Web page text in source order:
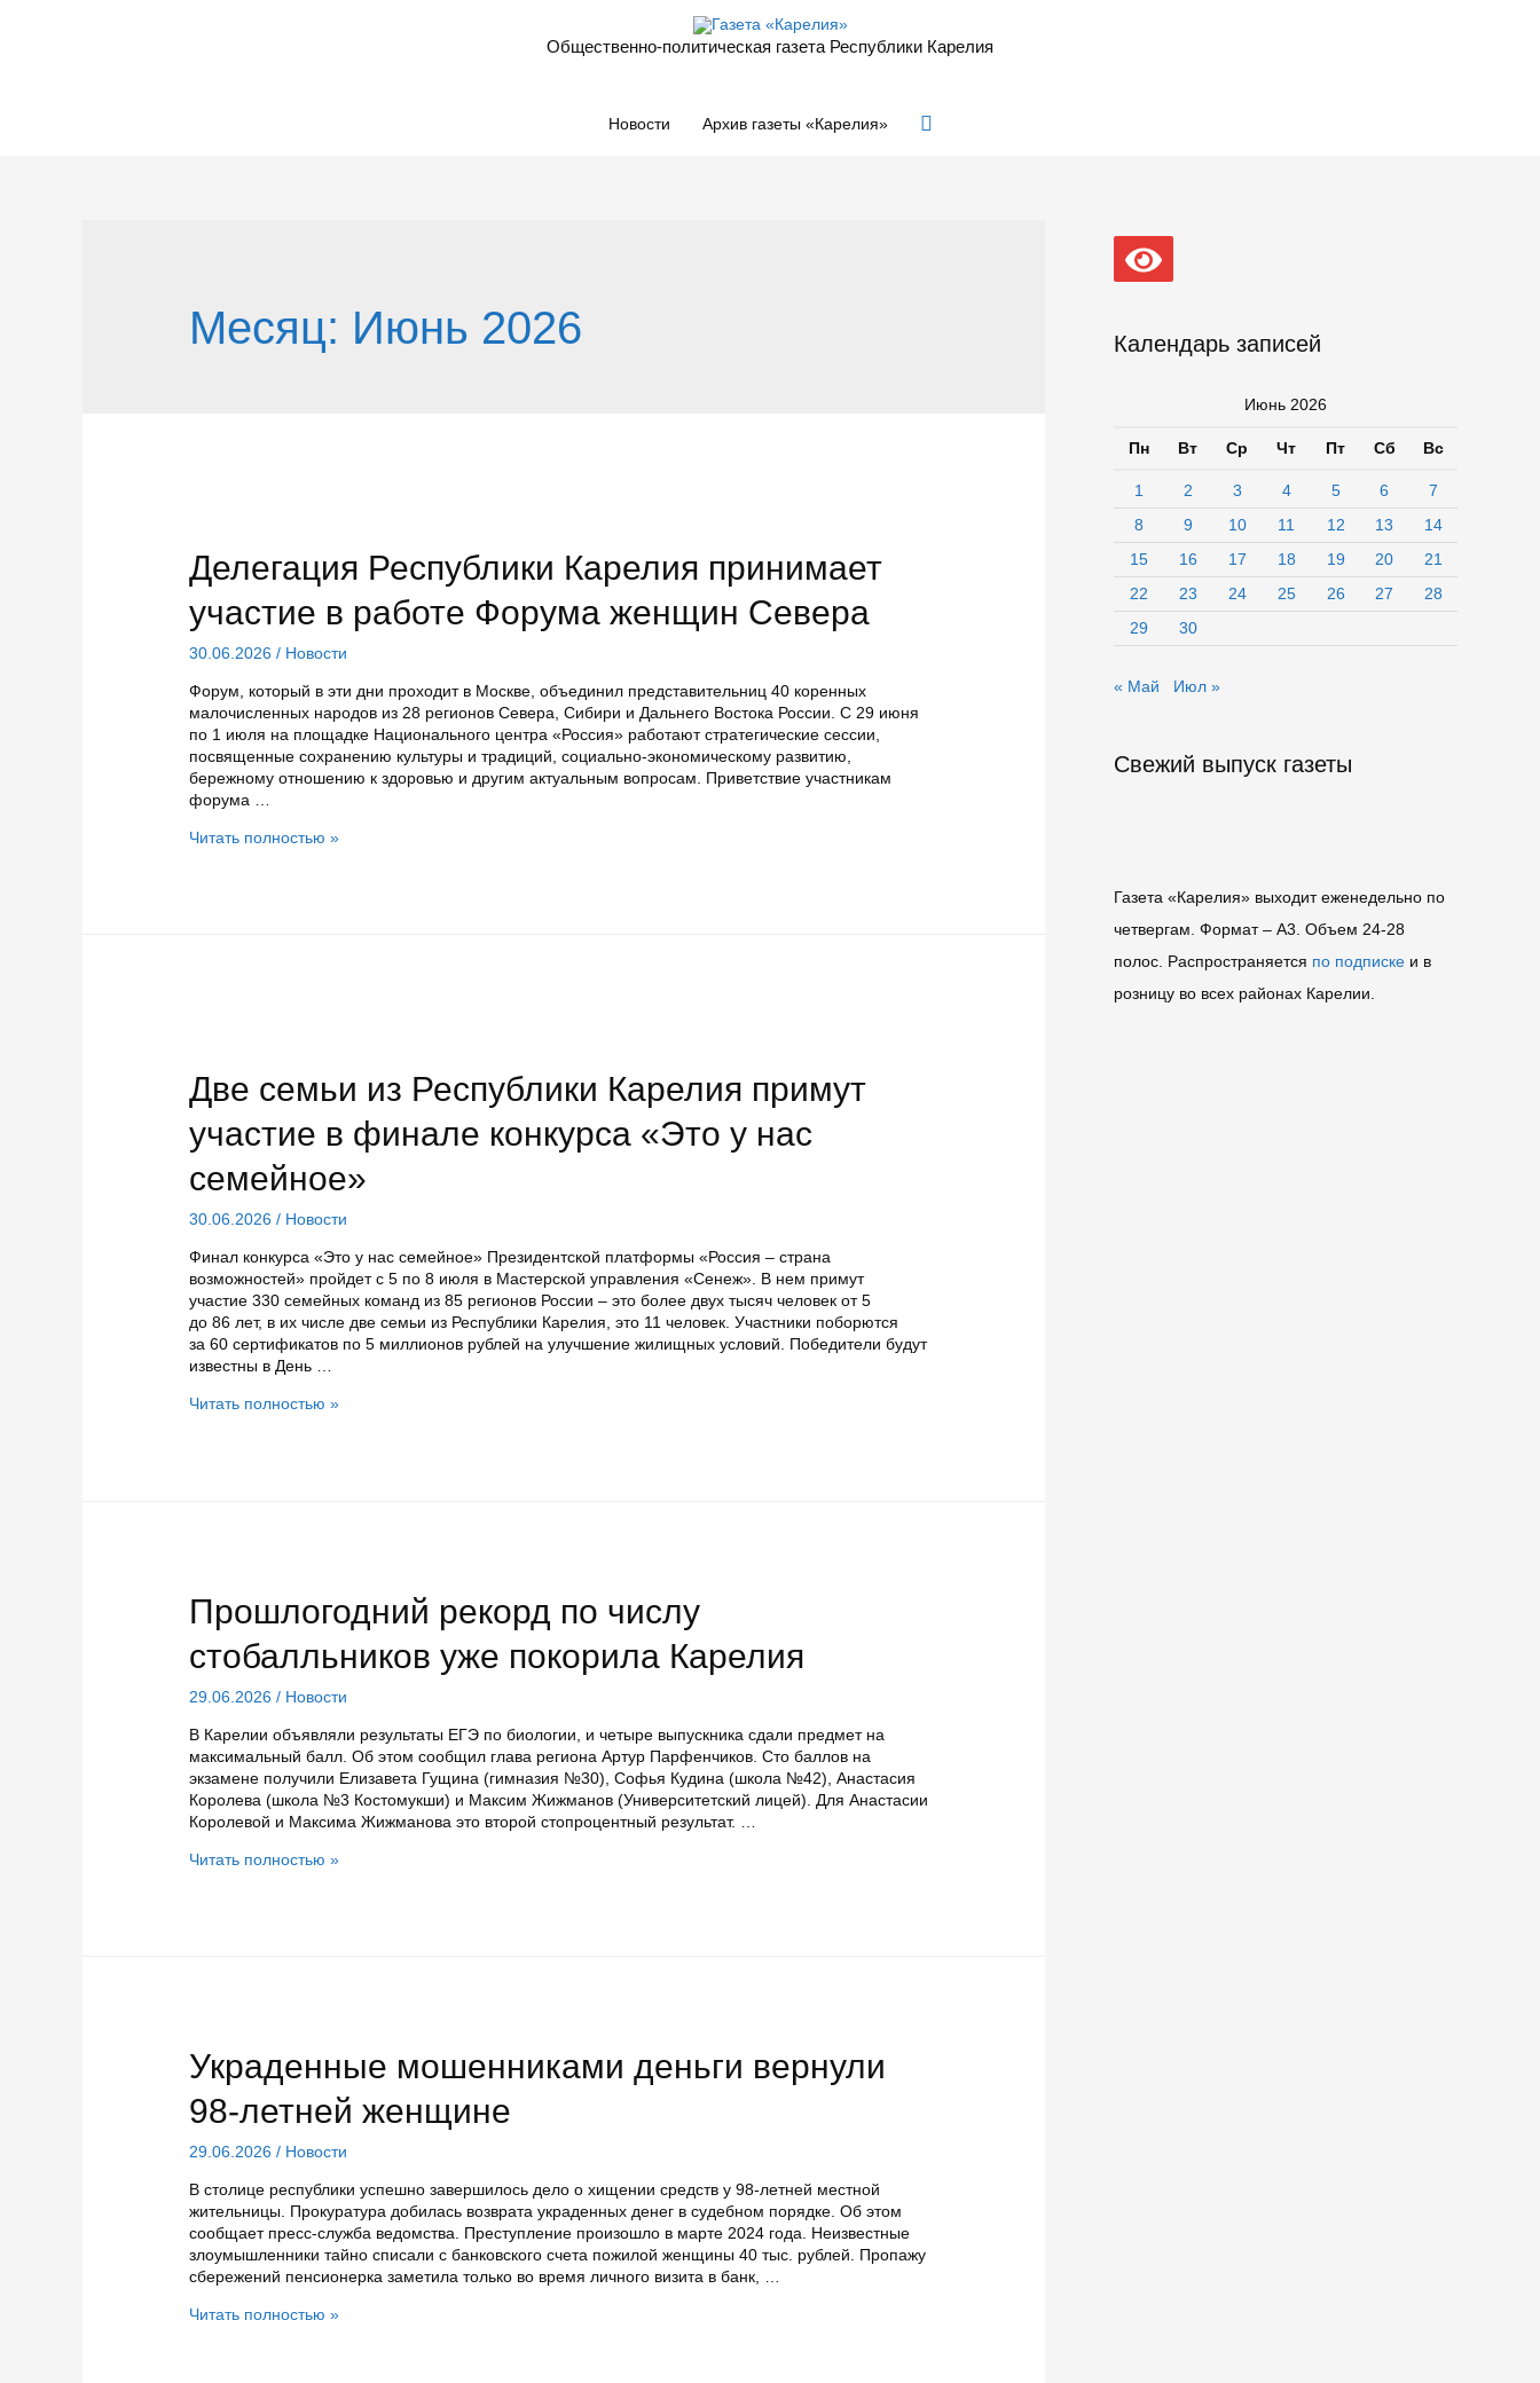
Общественно-политическая газета Республики Карелия
Новости Архив газеты «Карелия» Поиск
Месяц: Июнь 2026
Делегация Республики Карелия принимает
участие в работе Форума женщин Севера
30.06.2026 / Новости
Форум, который в эти дни проходит в Москве, объединил представительниц 40 коренных
малочисленных народов из 28 регионов Севера, Сибири и Дальнего Востока России. С 29 июня
по 1 июля на площадке Национального центра «Россия» работают стратегические сессии,
посвященные сохранению культуры и традиций, социально-экономическому развитию,
бережному отношению к здоровью и другим актуальным вопросам. Приветствие участникам
форума …
Делегация
Читать полностью »
Две семьи из Республики Карелия примут
участие в финале конкурса «Это у нас
семейное»
30.06.2026 / Новости
Финал конкурса «Это у нас семейное» Президентской платформы «Россия – страна
возможностей» пройдет с 5 по 8 июля в Мастерской управления «Сенеж». В нем примут
участие 330 семейных команд из 85 регионов России – это более двух тысяч человек от 5
до 86 лет, в их числе две семьи из Республики Карелия, это 11 человек. Участники поборются
за 60 сертификатов по 5 миллионов рублей на улучшение жилищных условий. Победители будут
известны в День …
Две
конкурса
«Это
нас
Читать полностью »
Прошлогодний рекорд по числу
стобалльников уже покорила Карелия
29.06.2026 / Новости
В Карелии объявляли результаты ЕГЭ по биологии, и четыре выпускника сдали предмет на
максимальный балл. Об этом сообщил глава региона Артур Парфенчиков. Сто баллов на
экзамене получили Елизавета Гущина (гимназия №30), Софья Кудина (школа №42), Анастасия
Королева (школа №3 Костомукши) и Максим Жижманов (Университетский лицей). Для Анастасии
Королевой и Максима Жижманова это второй стопроцентный результат. …
Прошлогодний
Читать полностью »
Украденные мошенниками деньги вернули
98-летней женщине
29.06.2026 / Новости
В столице республики успешно завершилось дело о хищении средств у 98-летней местной
жительницы. Прокуратура добилась возврата украденных денег в судебном порядке. Об этом
сообщает пресс-служба ведомства. Преступление произошло в марте 2024 года. Неизвестные
злоумышленники тайно списали с банковского счета пожилой женщины 40 тыс. рублей. Пропажу
сбережений пенсионерка заметила только во время личного визита в банк, …
Украденные
Читать полностью »
Календарь записей
Июнь 2026
Пн Вт Ср Чт Пт Сб Вс
1 2 3 4 5 6
7
8
9 10 11 12 13
14
15
16 17 18 19 20
21
22
23 24 25 26 27
28
29
30
« Май Июл »
Свежий выпуск газеты
Газета «Карелия» выходит еженедельно по
четвергам. Формат – A3. Объем 24-28
полос. Распространяется по подписке и в
розницу во всех районах Карелии.